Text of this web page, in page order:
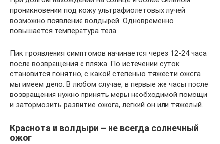
проникновении под кожу ультрафиолетовых лучей
возможно появление волдырей. Одновременно
повышается температура тела.
Пик проявления симптомов начинается через 12-24 часа
после возвращения с пляжа. По истечении суток
становится понятно, с какой степенью тяжести ожога
мы имеем дело. В любом случае, в первые же часы после
возвращения нужно принять меры необходимой помощи
и затормозить развитие ожога, легкий он или тяжелый.
Краснота и волдыри – не всегда солнечный
ожог